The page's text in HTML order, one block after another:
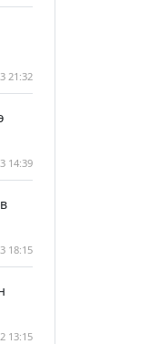
21:32
14:39
18:15
13:15